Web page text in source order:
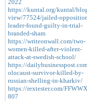
2022
https://kuntal.org/kuntal/
view/77524/jailed-
leader-found-guilty-in-trial-
branded-sham
https://writeonwall.com/two-
women-killed-after-violent-
attack-at-swedish-school/
https://
olocaust-survivor-killed-by-
russian-shelling-in-kharkiv/
https://rextester.com/
807